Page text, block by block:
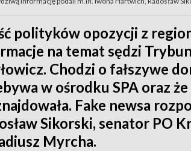
polityków opozycji z
na temat sędzi
Chodzi o fałszywe
w ośrodku SPA oraz
Fake newsa
Sikorski, senator PO
Myrcha.